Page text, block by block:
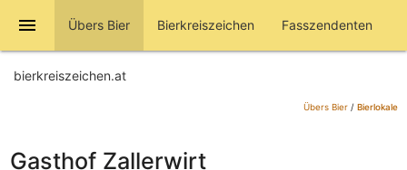
menu Übers Bier Bierkreiszeichen Fasszendenten
bierkreiszeichen.at
Übers Bier/ Bierlokale
Gasthof Zallerwirt